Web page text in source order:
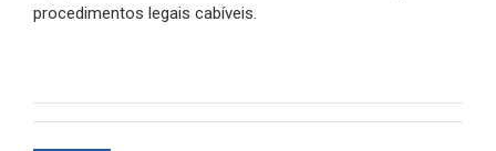
procedimentos legais cabíveis.